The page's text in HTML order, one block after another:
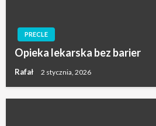
PRECLE
Opieka lekarska bez barier
Rafał 2 stycznia, 2026